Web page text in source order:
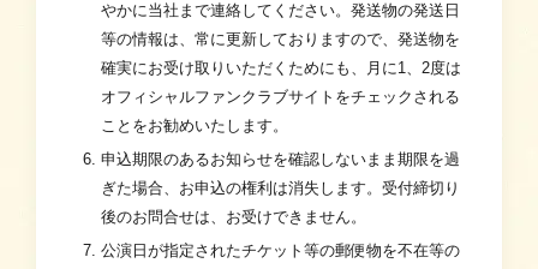
やかに当社まで連絡してください。発送物の発送日
等の情報は、常に更新しておりますので、発送物を
確実にお受け取りいただくためにも、月に1、2度は
オフィシャルファンクラブサイトをチェックされる
ことをお勧めいたします。
申込期限のあるお知らせを確認しないまま期限を過
ぎた場合、お申込の権利は消失します。受付締切り
後のお問合せは、お受けできません。
公演日が指定されたチケット等の郵便物を不在等の